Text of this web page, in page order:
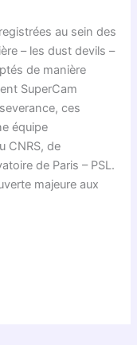
au sein des
– les dust devils –
de manière
SuperCam
ces
équipe
CNRS, de
de Paris – PSL.
majeure aux